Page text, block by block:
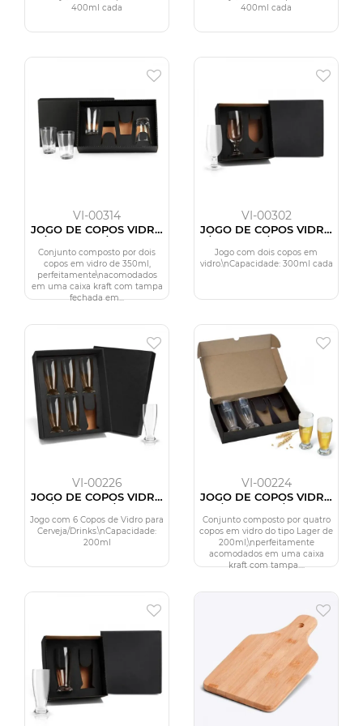
400ml cada
400ml cada
VI-00314
JOGO DE COPOS VIDRO
P/ CERVEJA / CHOPP -
350 ML - 4 PÇS
Conjunto composto por dois
copos em vidro de 350ml,
perfeitamente\nacomodados
em uma caixa kraft com tampa
fechada em...
VI-00302
JOGO DE COPOS VIDRO
P/CERVEJA / DRINK 300
ML - 2 PÇS
Jogo com dois copos em
vidro.\nCapacidade: 300ml cada
VI-00226
JOGO DE COPOS VIDRO
P / CERVEJA / DRINK
200 ML - 6 PÇS
Jogo com 6 Copos de Vidro para
Cerveja/Drinks.\nCapacidade:
200ml
VI-00224
JOGO DE COPOS VIDRO
P / CERVEJA / DRINK
200 ML - 4 PÇS
Conjunto composto por quatro
copos em vidro do tipo Lager de
200ml,\nperfeitamente
acomodados em uma caixa
kraft com tampa....